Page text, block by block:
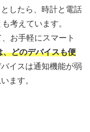
したら、時計と電話
考えています。
お手軽にスマート
、どのデバイスも便
イスは通知機能が弱
ます。